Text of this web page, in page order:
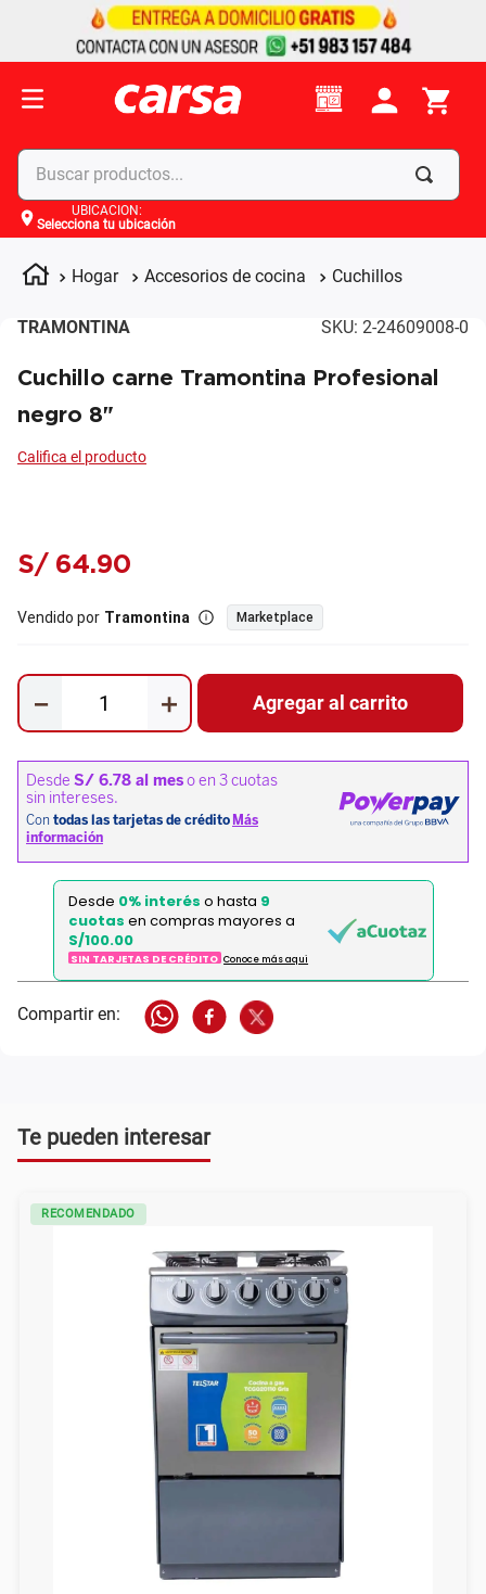
Buscar productos...
UBICACIÓN:
Selecciona tu ubicación
Hogar Accesorios de cocina Cuchillos
TRAMONTINA SKU: 2-24609008-0
Cuchillo carne Tramontina Profesional
negro 8"
S/ 64.90
Vendido por Tramontina Marketplace
＋
－ Agregar al carrito
Desde 0% interés o hasta 9
cuotas en compras mayores a
S/100.00
SIN TARJETAS DE CRÉDITO Conoce más aqui
Te pueden interesar
RECOMENDADO
Términos más buscados
4. apple